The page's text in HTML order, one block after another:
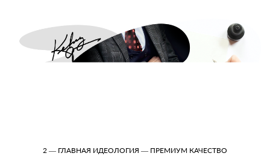
2 — ГЛАВНАЯ ИДЕОЛОГИЯ — ПРЕМИУМ КАЧЕСТВО